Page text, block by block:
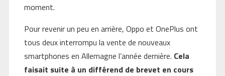
moment.
Pour revenir un peu en arrière, Oppo et OnePlus ont
tous deux interrompu la vente de nouveaux
smartphones en Allemagne l’année dernière. Cela
faisait suite à un différend de brevet en cours